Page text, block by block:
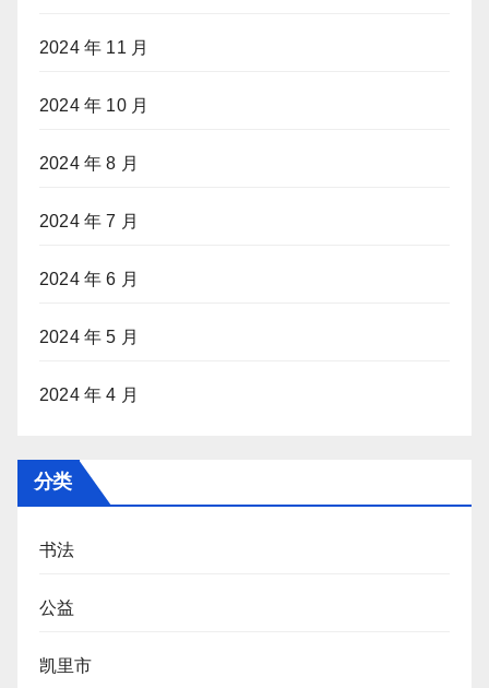
2024 年 11 月
2024 年 10 月
2024 年 8 月
2024 年 7 月
2024 年 6 月
2024 年 5 月
2024 年 4 月
分类
书法
公益
凯里市